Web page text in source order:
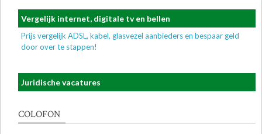
Vergelijk internet, digitale tv en bellen
Prijs vergelijk ADSL, kabel, glasvezel aanbieders en bespaar geld
door over te stappen!
Juridische vacatures
COLOFON